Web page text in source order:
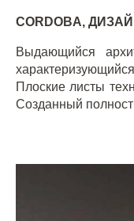
CORDOBA,
Выдающийся
Плоские листы
Созданный